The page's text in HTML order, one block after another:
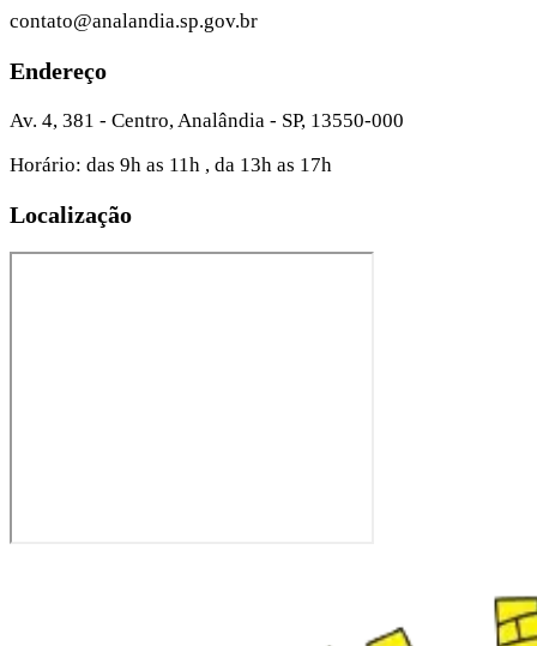
contato@analandia.sp.gov.br
Endereço
Av. 4, 381 - Centro, Analândia - SP, 13550-000
Horário: das 9h as 11h , da 13h as 17h
Localização